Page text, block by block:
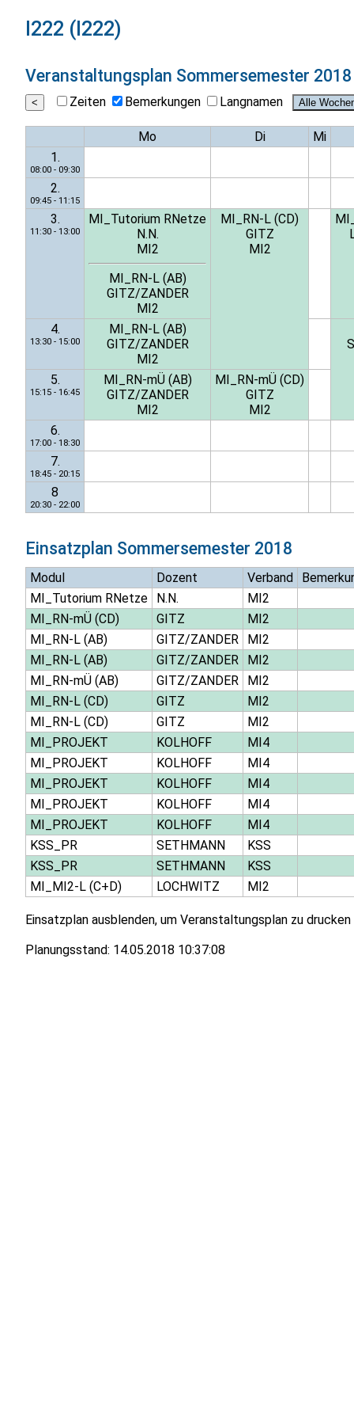
I222 (I222)
Veranstaltungsplan Sommersemester 2018
Zeiten Bemerkungen Langnamen
Mo Di
Mi
1.
08:00 - 09:30
2.
09:45 - 11:15
3.
11:30 - 13:00
MI_Tutorium RNetze
N.N.
MI2
MI_RN-L (AB)
GITZ/ZANDER
MI2
MI_RN-L (CD)
GITZ
MI2
4.
13:30 - 15:00
MI_RN-L (AB)
GITZ/ZANDER
MI2
5.
15:15 - 16:45
MI_RN-mÜ (AB)
GITZ/ZANDER
MI2
MI_RN-mÜ (CD)
GITZ
MI2
6.
17:00 - 18:30
7.
18:45 - 20:15
8
20:30 - 22:00
Einsatzplan Sommersemester 2018
Modul Dozent Verband
MI_Tutorium RNetze
N.N.
MI2
MI_RN-mÜ (CD)
GITZ
MI2
MI_RN-L (AB)
GITZ/ZANDER
MI2
MI_RN-L (AB)
GITZ/ZANDER
MI2
MI_RN-mÜ (AB)
GITZ/ZANDER
MI2
MI_RN-L (CD)
GITZ
MI2
MI_RN-L (CD)
GITZ
MI2
MI_PROJEKT
KOLHOFF
MI4
MI_PROJEKT
KOLHOFF
MI4
MI_PROJEKT
KOLHOFF
MI4
MI_PROJEKT
KOLHOFF
MI4
MI_PROJEKT
KOLHOFF
MI4
KSS_PR
SETHMANN
KSS
KSS_PR
SETHMANN
KSS
MI_MI2-L (C+D)
LOCHWITZ MI2
Einsatzplan ausblenden, um Veranstaltungsplan zu drucken
Planungsstand: 14.05.2018 10:37:08